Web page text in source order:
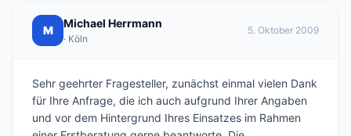
M
Michael Herrmann
· Köln
5. Oktober 2009
Sehr geehrter Fragesteller, zunächst einmal vielen Dank
für Ihre Anfrage, die ich auch aufgrund Ihrer Angaben
und vor dem Hintergrund Ihres Einsatzes im Rahmen